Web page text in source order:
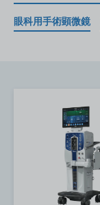
眼科用手術顕微鏡